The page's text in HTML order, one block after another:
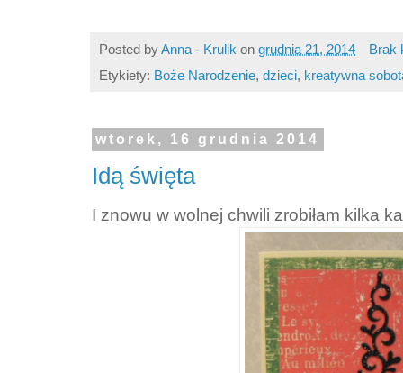
Posted byAnna - Krulik on grudnia 21, 2014
Brak
Etykiety: Boże Narodzenie, dzieci, kreatywna
wtorek, 16 grudnia 2014
Idą święta
I znowu w wolnej chwili zrobiłam kilka